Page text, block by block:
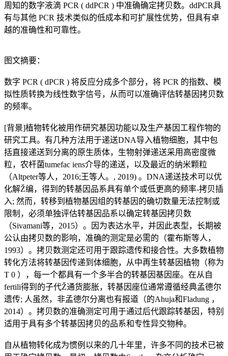
周知的数字液滴 PCR ( ddPCR ) 中准确确定拷贝数。ddPCR具
有与其他 PCR 技术类似的低成本和可扩展性优势，但具有卓
越的准确性和可靠性。
图文摘要：
数字 PCR ( dPCR ) 将反应分成多个部分，将 PCR 的指数、模
拟性质转换为线性数字信号，从而可以准确评估转基因拷贝数
的频率。
[背景]植物转化被用作研究基因功能以及生产基因工程作物的
研究工具。有几种方法用于递送DNA导入植物细胞，其中包
括直接递送到分离的原生质体，生物射弹递送采用高密度微
粒，农杆菌tumefac iens介导的递送，以及最近的纳米颗粒
（Altpeter等人，2016;王等人。, 2019) 。DNA递送技术可以优
化解Ž编，得到的转基因品系具有单个或低更高的频率-拷贝插
入; 然而，转移到植物基因组的转基因的确切数量无法控制或
限制，必须单独评估转基因品系以确定转基因拷贝数
（Sivamani等，2015）。因为表达水平，并因此表型，长期被
公认由拷贝数的影响，准确的测定是必需的（霍布斯等人，
1993）。拷贝数测定还可用于跟踪遗传和接合性。大多数植物
转化方法将转基因传递到体细胞，从中再生转基因植物（称为
T 0 ），每一个都具有一个多半合的转基因基因座。在从自
fertili得到的子代Ž通货膨胀，转基因座位通常遵循经典孟德尔
遗传; 人虽然，非孟德尔分离也有报道（的Ahuja和Fladung ，
2014）。拷贝数的准确测定可用于通过后代跟踪转基因，特别
适用于具有多个转基因拷贝的品系和专性异交物种。
自从植物转化成为惯例以来的几十年里，许多不同的技术已被